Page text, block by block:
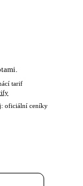
tarif
oficiální ceníky